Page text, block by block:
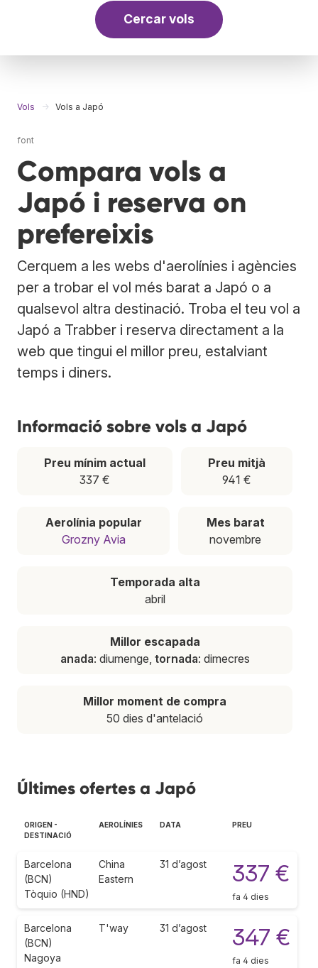
Cercar vols
Vols Vols a Japó
font
Compara vols a
Japó i reserva on
prefereixis
Cerquem a les webs d'aerolínies i agències
per a trobar el vol més barat a Japó o a
qualsevol altra destinació. Troba el teu vol a
Japó a Trabber i reserva directament a la
web que tingui el millor preu, estalviant
temps i diners.
Informació sobre vols a Japó
Preu mínim actual
337 €
Preu mitjà
941 €
Aerolínia popular
Grozny Avia
Mes barat
novembre
Temporada alta
abril
Millor escapada
anada: diumenge, tornada: dimecres
Millor moment de compra
50 dies d'antelació
Últimes ofertes a Japó
ORIGEN -
DESTINACIÓ
AEROLÍNIES DATA PREU
Barcelona
(BCN)
Tòquio (HND)
China
Eastern
31 d’agost 337 €
fa 4 dies
Barcelona
(BCN)
Nagoya
T'way 31 d’agost 347 €
fa 4 dies